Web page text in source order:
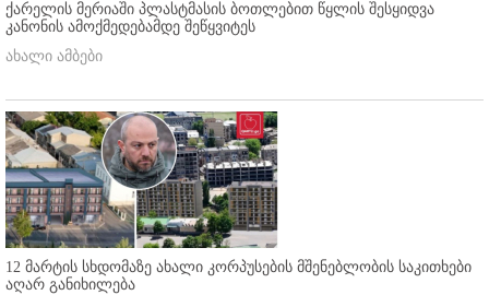
ქარელის მერიაში პლასტმასის ბოთლებით წყლის შესყიდვა
კანონის ამოქმედებამდე შეწყვიტეს
ახალი ამბები
12 მარტის სხდომაზე ახალი კორპუსების მშენებლობის საკითხები
აღარ განიხილება